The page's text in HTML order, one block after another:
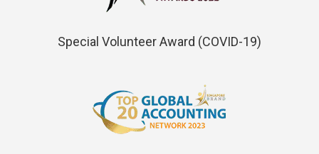
Special Volunteer Award (COVID-19)